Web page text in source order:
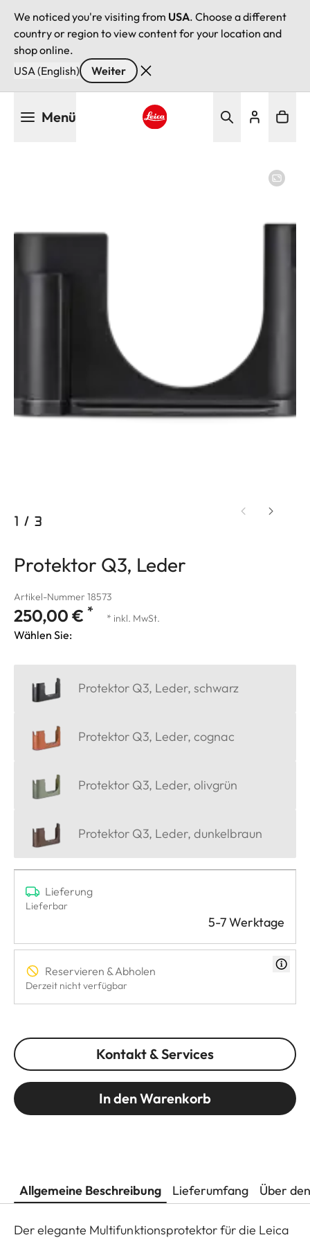
We noticed you're visiting from USA. Choose a different
country or region to view content for your location and
shop online.
USA (English)
Weiter
Menü
1 / 3
Protektor Q3, Leder
Artikel-Nummer 18573
250,00 € * * inkl. MwSt.
Wählen Sie:
Protektor Q3, Leder, schwarz
Protektor Q3, Leder, cognac
Protektor Q3, Leder, olivgrün
Protektor Q3, Leder, dunkelbraun
Lieferung
Lieferbar
5-7 Werktage
Reservieren & Abholen
Derzeit nicht verfügbar
Kontakt & Services
In den Warenkorb
Allgemeine Beschreibung Lieferumfang Über
Der elegante Multifunktionsprotektor für die Leica